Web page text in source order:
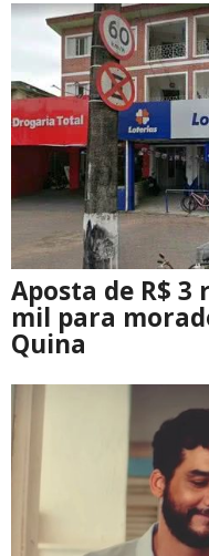
Aposta de R$ 3
mil para
Quina